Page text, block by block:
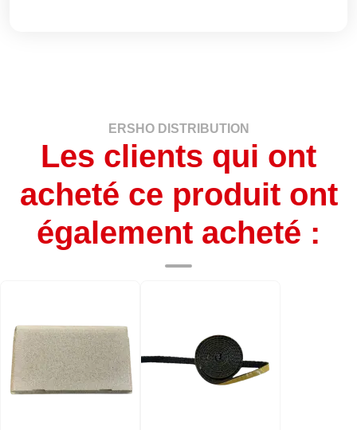
ERSHO DISTRIBUTION
Les clients qui ont
acheté ce produit ont
également acheté :